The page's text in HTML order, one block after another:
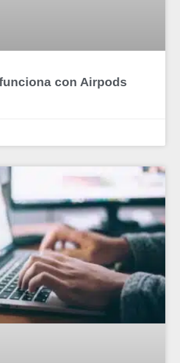
con Airpods